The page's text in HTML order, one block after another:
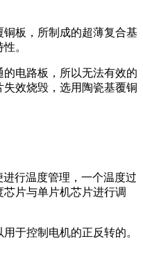
板，所制成的超薄复合基
。
电路板，所以无法有效的
效烧毁，选用陶瓷基覆铜
行温度管理，一个温度过
片与单片机芯片进行调
于控制电机的正反转的。